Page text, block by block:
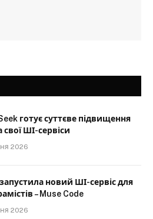
готує суттєве підвищення
свої ШІ-сервіси
2026
новий ШІ-сервіс для
– Muse Code
2026